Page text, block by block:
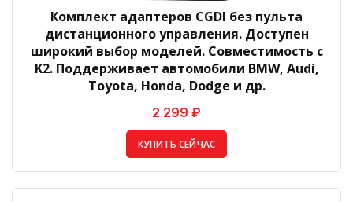
Комплект адаптеров CGDI без пульта
дистанционного управления. Доступен
широкий выбор моделей. Совместимость с
K2. Поддерживает автомобили BMW, Audi,
Toyota, Honda, Dodge и др.
2 299 ₽
КУПИТЬ СЕЙЧАС